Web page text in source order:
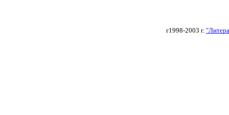
г1998-2003 г.